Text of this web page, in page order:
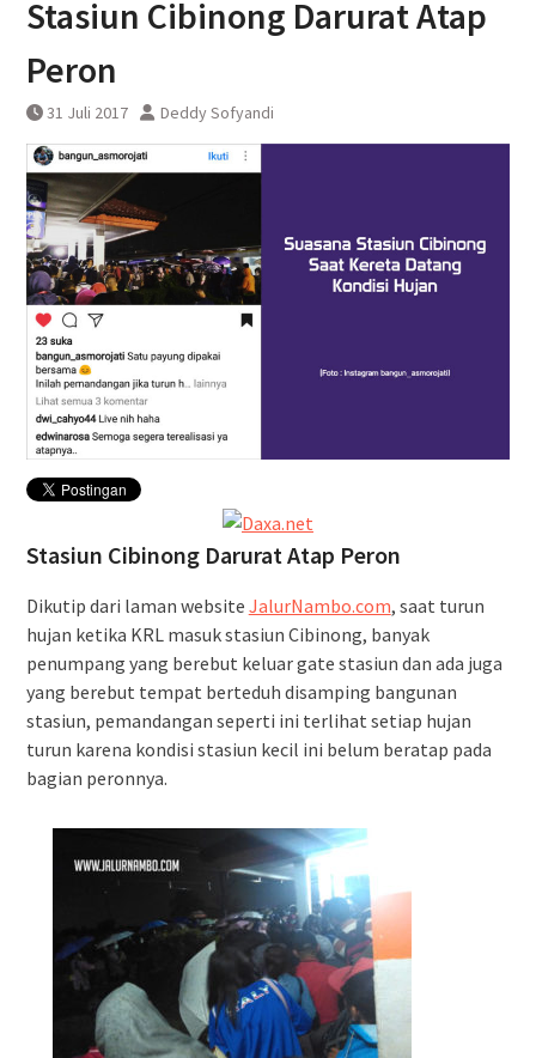
DAWONSYS
Uji Coba Terbatas Perpanjangan
Stasiun Cibinong Darurat Atap
Peron
31 Juli 2017 Deddy Sofyandi
Stasiun Cibinong Darurat Atap Peron
Dikutip dari laman website JalurNambo.com, saat turun
hujan ketika KRL masuk stasiun Cibinong, banyak
penumpang yang berebut keluar gate stasiun dan ada juga
yang berebut tempat berteduh disamping bangunan
stasiun, pemandangan seperti ini terlihat setiap hujan
turun karena kondisi stasiun kecil ini belum beratap pada
bagian peronnya.